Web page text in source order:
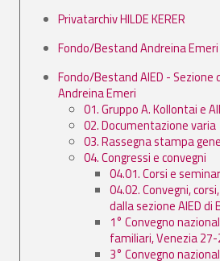
Privatarchiv HILDE KERER
Fondo/Bestand Andreina
Fondo/Bestand AIED - Sezione
Andreina Emeri
01. Gruppo A. Kollontai e
02. Documentazione varia
03. Rassegna stampa
04. Congressi e convegni
04.01. Corsi e
04.02. Convegni,
dalla sezione AIED di
1° Convegno
familiari, Venezia
3° Convegno